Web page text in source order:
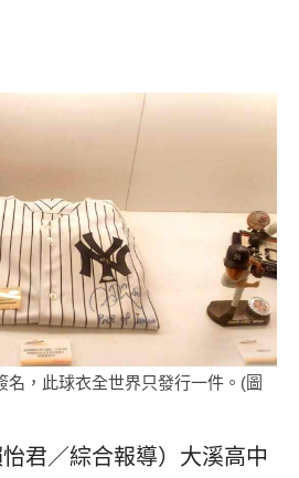
名，此球衣全世界只發行一件。(圖
怡君／綜合報導）大溪高中